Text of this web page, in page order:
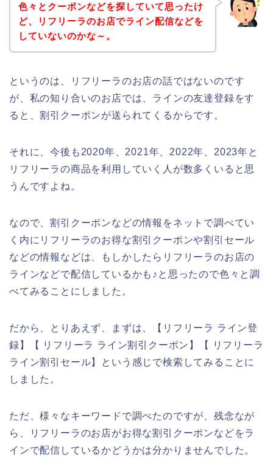
色々とクーポンなどを探していて思ったけ
ど、リフリーラのお店でライン配信などを
していないのかな～。
というのは、リフリーラのお店の話ではないのです
が、私の知り合いのお店では、ラインの友達登録をす
ると、割引クーポンが送られてくるからです。
それに、今後も2020年、2021年、2022年、2023年と
リフリーラの商品を利用していく人が数多くいると思
うんですよね。
なので、割引クーポンなどの情報をネットで調べてい
く内にリフリーラのお得な割引クーポンや割引セール
などの情報などは、もしかしたらリフリーラのお店の
ラインなどで配信しているかも♪と思ったので色々と調
べてみることにしました。
だから、とりあえず、まずは、【リフリーラ ライン登
録】【 リフリーラ ライン割引クーポン】【 リフリーラ
ライン割引セール】という感じで検索してみることに
しました。
ただ、様々なキーワードで調べたのですが、残念なが
ら、リフリーラのお店がお得な割引クーポンなどをラ
インで配信しているかどうかは分かりませんでした。